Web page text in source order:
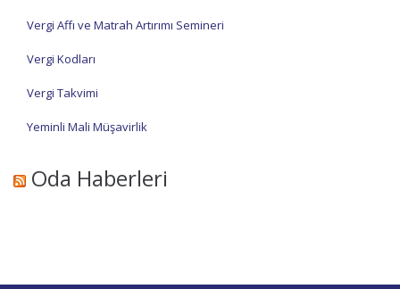
Vergi Affı ve Matrah Artırımı Semineri
Vergi Kodları
Vergi Takvimi
Yeminli Mali Müşavirlik
Oda Haberleri